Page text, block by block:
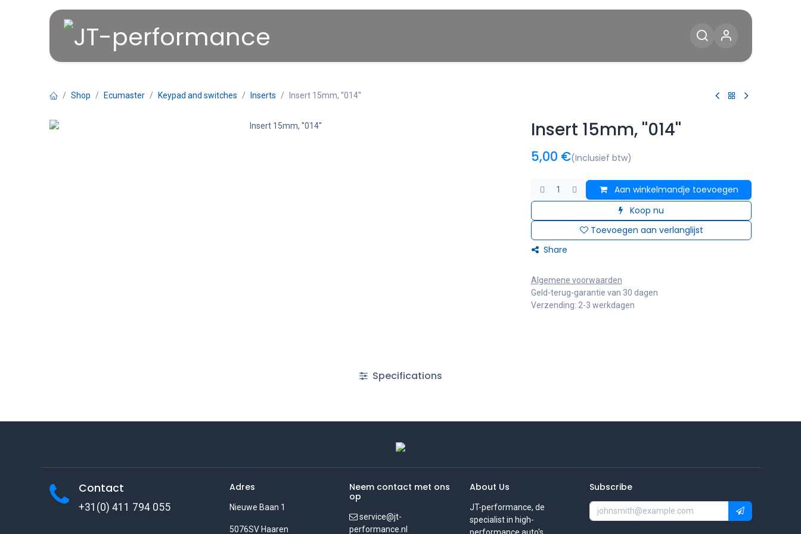
Shop Ecumaster Keypad and switches Inserts Insert 15mm, ''014''
Insert 15mm, ''014''
5,00 €(Inclusief btw)
Aan winkelmandje toevoegen
Koop nu
Toevoegen aan verlanglijst
Share
Algemene voorwaarden
Geld-terug-garantie van 30 dagen
Verzending: 2-3 werkdagen
Specifications
Contact
+31(0) 411 794 055
Adres
Nieuwe Baan 1
5076SV Haaren
Neem contact met ons
op
service@jt-
performance.nl
About Us
JT-performance, de
specialist in high-
Subscribe